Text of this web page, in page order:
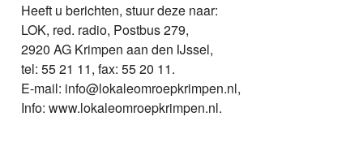
Heeft u berichten, stuur deze naar:
LOK, red. radio, Postbus 279,
2920 AG Krimpen aan den IJssel,
tel: 55 21 11, fax: 55 20 11.
E-mail: info@lokaleomroepkrimpen.nl,
Info: www.lokaleomroepkrimpen.nl.